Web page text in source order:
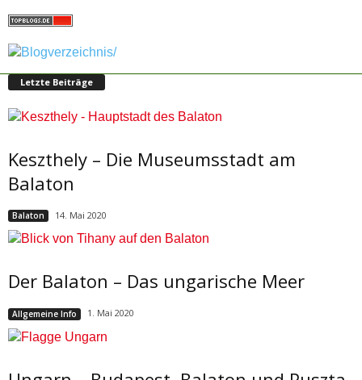
Letzte Beiträge
Keszthely – Die Museumsstadt am
Balaton
Balaton 14. Mai 2020
Der Balaton – Das ungarische Meer
Allgemeine Info 1. Mai 2020